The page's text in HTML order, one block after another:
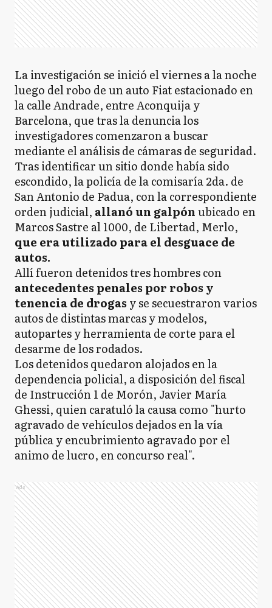
La investigación se inició el viernes a la noche
luego del robo de un auto Fiat estacionado en
la calle Andrade, entre Aconquija y
Barcelona, que tras la denuncia los
investigadores comenzaron a buscar
mediante el análisis de cámaras de seguridad.
Tras identificar un sitio donde había sido
escondido, la policía de la comisaría 2da. de
San Antonio de Padua, con la correspondiente
orden judicial, allanó un galpónubicado en
Marcos Sastre al 1000, de Libertad, Merlo,
que era utilizado para el desguace de
autos.
Allí fueron detenidos tres hombres con
antecedentes penales por robos y
tenencia de drogas y se secuestraron varios
autos de distintas marcas y modelos,
autopartes y herramienta de corte para el
desarme de los rodados.
Los detenidos quedaron alojados en la
dependencia policial, a disposición del fiscal
de Instrucción 1 de Morón, Javier María
Ghessi, quien caratuló la causa como "hurto
agravado de vehículos dejados en la vía
pública y encubrimiento agravado por el
animo de lucro, en concurso real".
Ads